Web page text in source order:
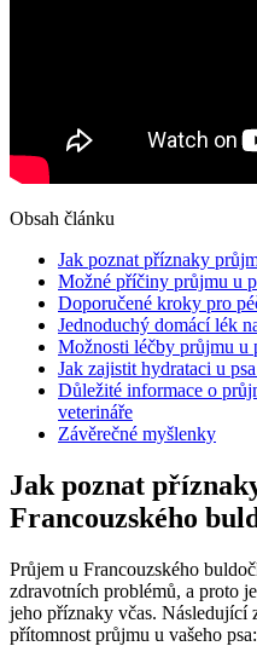
Obsah článku
Jak⁤ poznat příznaky
Možné příčiny průjmu u
Doporučené kroky pro
Jednoduchý domácí ⁢lék
Možnosti ‍léčby průjmu u
Jak zajistit hydrataci u
Důležité⁢ informace o
veterináře
Závěrečné myšlenky
Jak⁤ poznat
Francouzského⁤
Průjem u​ Francouzského
zdravotních problémů, a proto
jeho příznaky včas. Následující
přítomnost průjmu u vašeho ‍psa: